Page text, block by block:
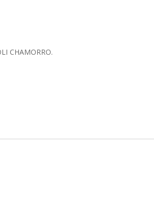
CHAMORRO.